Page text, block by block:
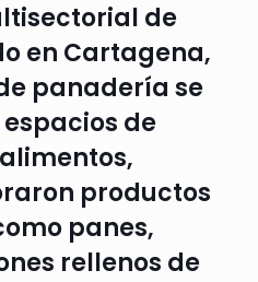
de
en Cartagena,
panadería se
de
productos
panes,
rellenos de